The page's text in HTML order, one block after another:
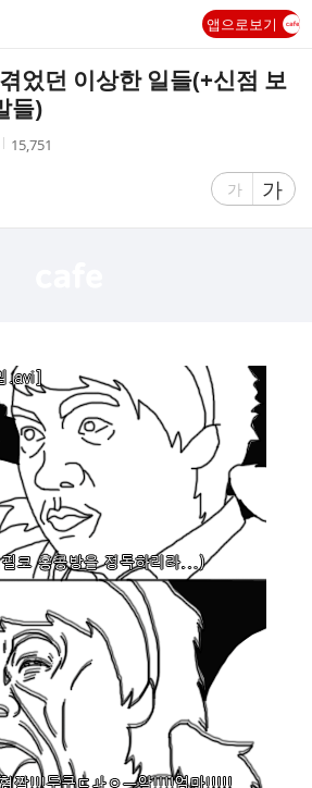
앱으로보기
었던 이상한 일들(+신점 보
들)
조
15,751
글
가
글
자
가